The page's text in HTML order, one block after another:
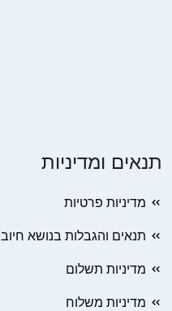
תנאים ומדיניות
מדיניות פרטיות
תנאים והגבלות בנושא חיוב
מדיניות תשלום
מדיניות משלוח